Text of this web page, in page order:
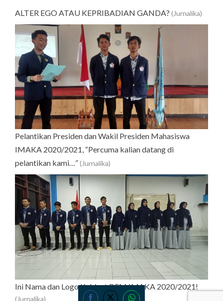
ALTER EGO ATAU KEPRIBADIAN GANDA? (Jurnalika)
Pelantikan Presiden dan Wakil Presiden Mahasiswa
IMAKA 2020/2021, “Percuma kalian datang di
pelantikan kami…”(Jurnalika)
Ini Nama dan Logo Kabinet BEM IMAKA 2020/2021!
(Jurnalika)